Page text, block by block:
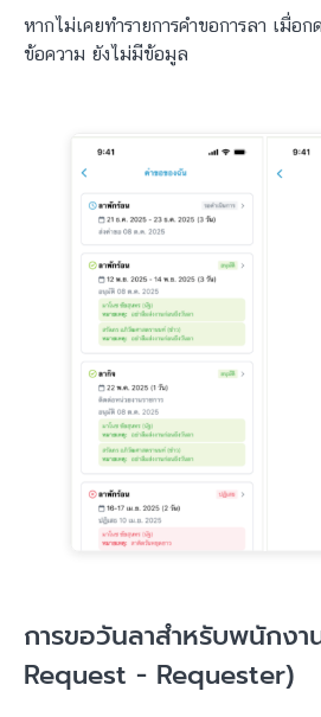
หากไม่เคยทำรายการคำขอการลา เมื่อ
ข้อความ ยังไม่มีข้อมูล
การขอวันลาสำหรับพนักงา
Request - Requester)